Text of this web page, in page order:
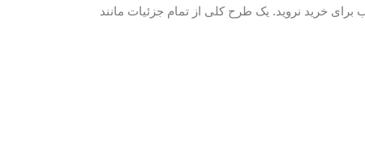
برای خرید نروید. یک طرح کلی از تمام جزئیات مانند